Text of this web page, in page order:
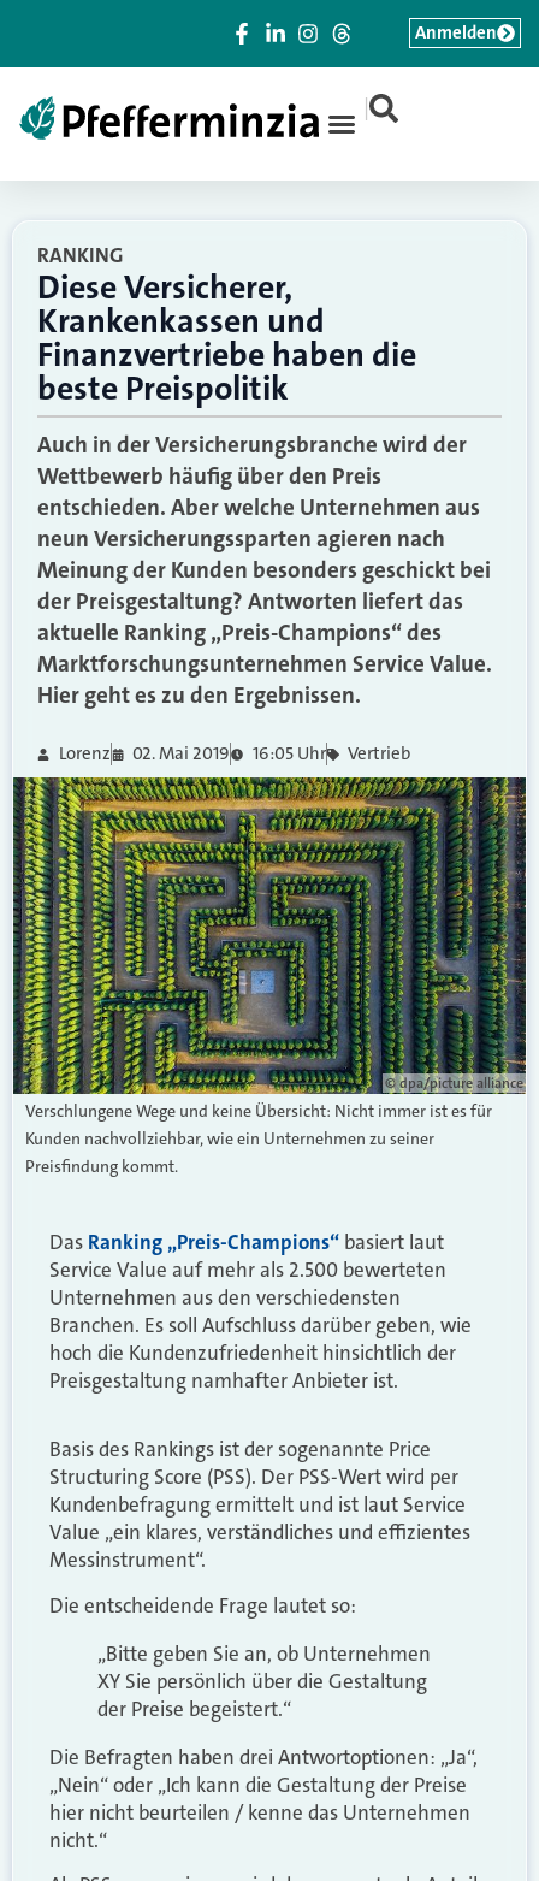
|
Anmelden
RANKING
Diese Versicherer,
Krankenkassen und
Finanzvertriebe haben die
beste Preispolitik
Auch in der Versicherungsbranche wird der
Wettbewerb häufig über den Preis
entschieden. Aber welche Unternehmen aus
neun Versicherungssparten agieren nach
Meinung der Kunden besonders geschickt bei
der Preisgestaltung? Antworten liefert das
aktuelle Ranking „Preis-Champions“ des
Marktforschungsunternehmen Service Value.
Hier geht es zu den Ergebnissen.
Lorenz 02. Mai 2019 16:05 Uhr Vertrieb
© dpa/picture alliance
Verschlungene Wege und keine Übersicht: Nicht immer ist es für
Kunden nachvollziehbar, wie ein Unternehmen zu seiner
Preisfindung kommt.
Das Ranking „Preis-Champions“ basiert laut
Service Value auf mehr als 2.500 bewerteten
Unternehmen aus den verschiedensten
Branchen. Es soll Aufschluss darüber geben, wie
hoch die Kundenzufriedenheit hinsichtlich der
Preisgestaltung namhafter Anbieter ist.
Basis des Rankings ist der sogenannte Price
Structuring Score (PSS). Der PSS-Wert wird per
Kundenbefragung ermittelt und ist laut Service
Value „ein klares, verständliches und effizientes
Messinstrument“.
Die entscheidende Frage lautet so:
„Bitte geben Sie an, ob Unternehmen
XY Sie persönlich über die Gestaltung
der Preise begeistert.“
Die Befragten haben drei Antwortoptionen: „Ja“,
„Nein“ oder „Ich kann die Gestaltung der Preise
hier nicht beurteilen / kenne das Unternehmen
nicht.“